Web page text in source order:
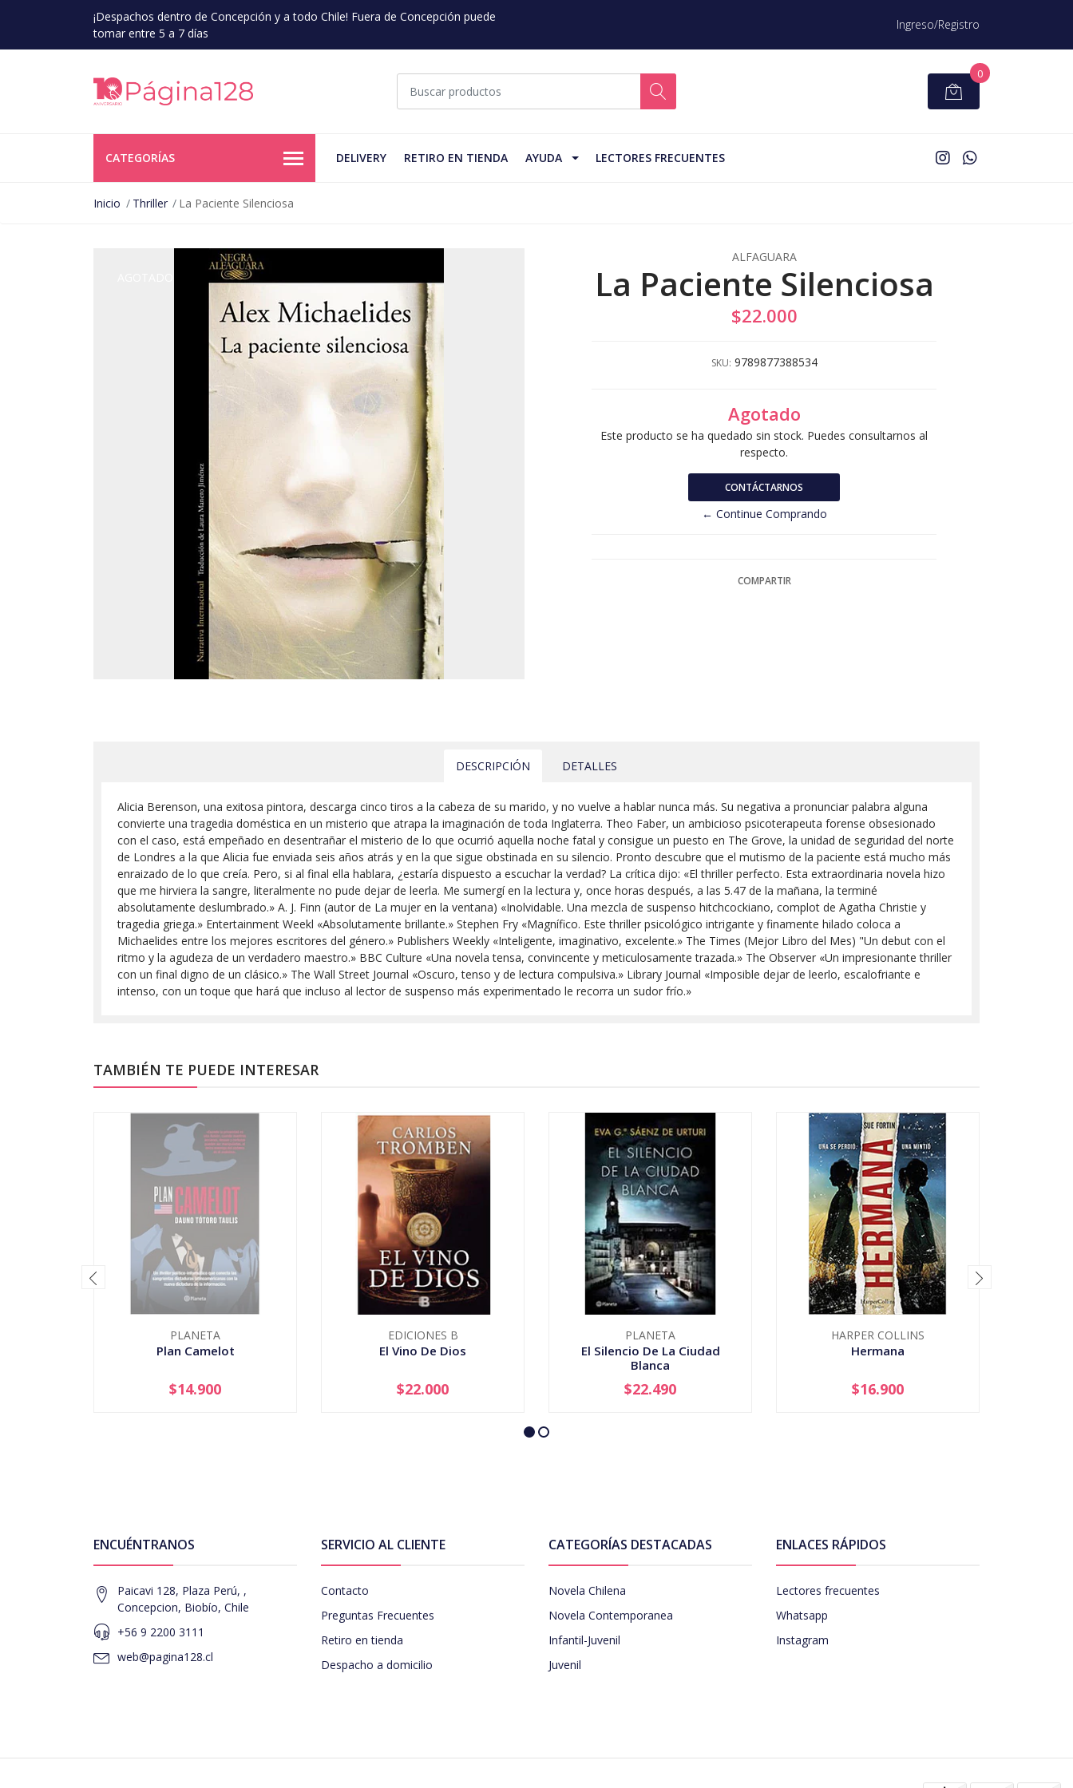
¡Despachos dentro de Concepción y a todo Chile! Fuera de Concepción puede
tomar entre 5 a 7 días
Ingreso/Registro
0
CATEGORÍAS DELIVERY RETIRO EN TIENDA AYUDA LECTORES FRECUENTES
Inicio Thriller La Paciente Silenciosa
ALFAGUARA
La Paciente Silenciosa
$22.000
SKU: 9789877388534
Agotado
Este producto se ha quedado sin stock. Puedes consultarnos al
respecto.
CONTÁCTARNOS
← Continue Comprando
COMPARTIR
DESCRIPCIÓN DETALLES
Alicia Berenson, una exitosa pintora, descarga cinco tiros a la cabeza de su marido, y no vuelve a hablar nunca más. Su negativa a pronunciar palabra alguna
convierte una tragedia doméstica en un misterio que atrapa la imaginación de toda Inglaterra. Theo Faber, un ambicioso psicoterapeuta forense obsesionado
con el caso, está empeñado en desentrañar el misterio de lo que ocurrió aquella noche fatal y consigue un puesto en The Grove, la unidad de seguridad del norte
de Londres a la que Alicia fue enviada seis años atrás y en la que sigue obstinada en su silencio. Pronto descubre que el mutismo de la paciente está mucho más
enraizado de lo que creía. Pero, si al final ella hablara, ¿estaría dispuesto a escuchar la verdad? La crítica dijo: «El thriller perfecto. Esta extraordinaria novela hizo
que me hirviera la sangre, literalmente no pude dejar de leerla. Me sumergí en la lectura y, once horas después, a las 5.47 de la mañana, la terminé
absolutamente deslumbrado.» A. J. Finn (autor de La mujer en la ventana) «Inolvidable. Una mezcla de suspenso hitchcockiano, complot de Agatha Christie y
tragedia griega.» Entertainment Weekl «Absolutamente brillante.» Stephen Fry «Magnífico. Este thriller psicológico intrigante y finamente hilado coloca a
Michaelides entre los mejores escritores del género.» Publishers Weekly «Inteligente, imaginativo, excelente.» The Times (Mejor Libro del Mes) "Un debut con el
ritmo y la agudeza de un verdadero maestro.» BBC Culture «Una novela tensa, convincente y meticulosamente trazada.» The Observer «Un impresionante thriller
con un final digno de un clásico.» The Wall Street Journal «Oscuro, tenso y de lectura compulsiva.» Library Journal «Imposible dejar de leerlo, escalofriante e
intenso, con un toque que hará que incluso al lector de suspenso más experimentado le recorra un sudor frío.»
TAMBIÉN TE PUEDE INTERESAR
PLANETA
Plan Camelot
AGOTADO
$14.900
EDICIONES B
El Vino De Dios
+
$22.000
PLANETA
El Silencio De La Ciudad
Blanca
+
$22.490
HARPER COLLINS
Hermana
+
$16.900
ENCUÉNTRANOS
Paicavi 128, Plaza Perú, ,
Concepcion, Biobío, Chile
+56 9 2200 3111
web@pagina128.cl
SERVICIO AL CLIENTE
Contacto
Preguntas Frecuentes
Retiro en tienda
Despacho a domicilio
CATEGORÍAS DESTACADAS
Novela Chilena
Novela Contemporanea
Infantil-Juvenil
Juvenil
ENLACES RÁPIDOS
Lectores frecuentes
Whatsapp
Instagram